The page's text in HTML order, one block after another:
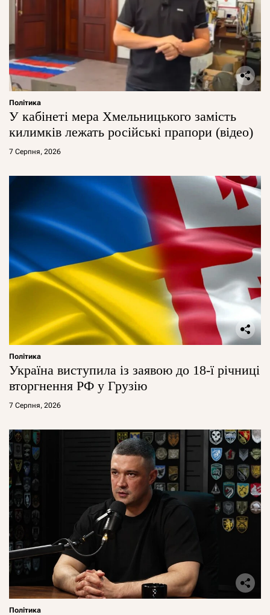
Політика
У кабінеті мера Хмельницького замість
килимків лежать російські прапори (відео)
7 Серпня, 2026
Політика
Україна виступила із заявою до 18-ї річниці
вторгнення РФ у Грузію
7 Серпня, 2026
Політика